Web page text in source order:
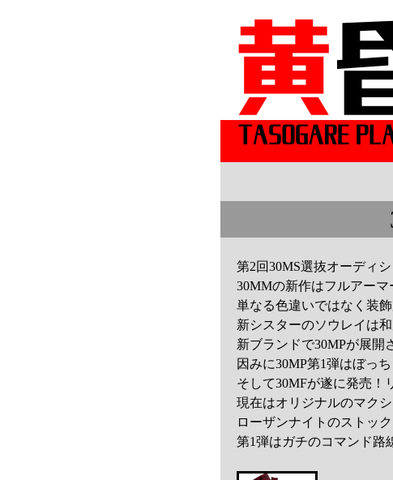
第2回30MS選抜オーディ
30MMの新作はフルアーマ
単なる色違いではなく装
新シスターのソウレイは
新ブランドで30MPが展開
因みに30MP第1弾はぼっ
そして30MFが遂に発売！
現在はオリジナルのマク
ローザンナイトのストッ
第1弾はガチのコマンド路